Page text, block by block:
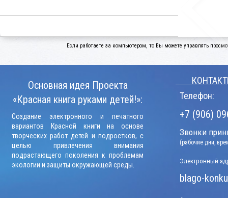
Если работаете за компьютером, то Вы можете управлять
Основная идея Проекта
«Красная книга руками детей!»:
Создание электронного и печатного
вариантов Красной книги на основе
творческих работ детей и подростков, с
целью привлечения внимания
подрастающего поколения к проблемам
экологии и защиты окружающей среды.
Телефон:
+7 (906)
Звонки
(рабочие дни,
Электронный
blago-